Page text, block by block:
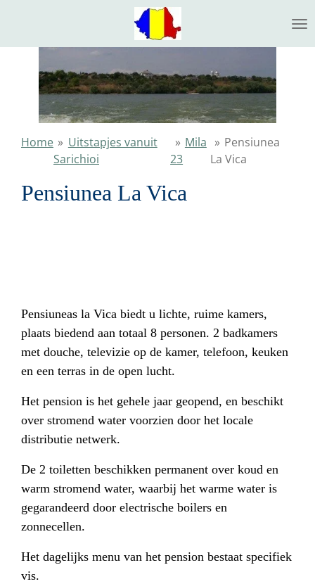
naar
hoofdinhoud
Home » Uitstapjes vanuit
Sarichioi
» Mila
23
» Pensiunea
La Vica
Pensiunea La Vica
Pensiuneas la Vica biedt u lichte, ruime kamers,
plaats biedend aan totaal 8 personen. 2 badkamers
met douche, televizie op de kamer, telefoon, keuken
en een terras in de open lucht.
Het pension is het gehele jaar geopend, en beschikt
over stromend water voorzien door het locale
distributie netwerk.
De 2 toiletten beschikken permanent over koud en
warm stromend water, waarbij het warme water is
gegarandeerd door electrische boilers en
zonnecellen.
Het dagelijks menu van het pension bestaat specifiek
vis.